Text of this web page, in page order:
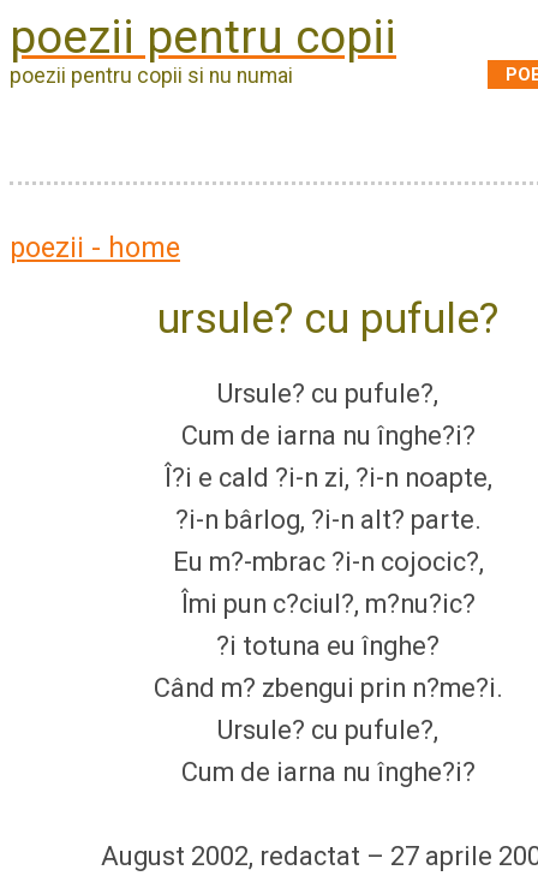
poezii pentru copii
poezii pentru copii si nu numai
poezii - home
ursule? cu pufule?
Ursule? cu pufule?,
Cum de iarna nu înghe?i?
Î?i e cald ?i-n zi, ?i-n noapte,
?i-n bârlog, ?i-n alt? parte.
Eu m?-mbrac ?i-n cojocic?,
Îmi pun c?ciul?, m?nu?ic?
?i totuna eu înghe?
Când m? zbengui prin n?me?i.
Ursule? cu pufule?,
Cum de iarna nu înghe?i?
August 2002, redactat – 27 aprile